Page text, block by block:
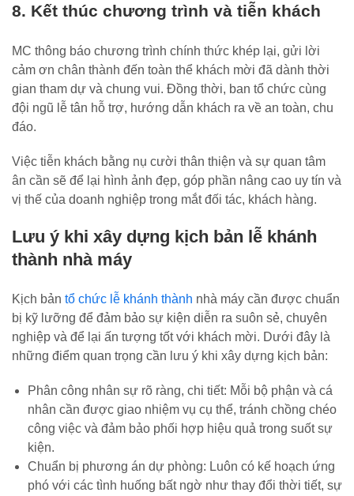
8. Kết thúc chương trình và tiễn khách
MC thông báo chương trình chính thức khép lại, gửi lời
cảm ơn chân thành đến toàn thể khách mời đã dành thời
gian tham dự và chung vui. Đồng thời, ban tổ chức cùng
đội ngũ lễ tân hỗ trợ, hướng dẫn khách ra về an toàn, chu
đáo.
Việc tiễn khách bằng nụ cười thân thiện và sự quan tâm
ân cần sẽ để lại hình ảnh đẹp, góp phần nâng cao uy tín và
vị thế của doanh nghiệp trong mắt đối tác, khách hàng.
Lưu ý khi xây dựng kịch bản lễ khánh
thành nhà máy
Kịch bản tổ chức lễ khánh thành nhà máy cần được chuẩn
bị kỹ lưỡng để đảm bảo sự kiện diễn ra suôn sẻ, chuyên
nghiệp và để lại ấn tượng tốt với khách mời. Dưới đây là
những điểm quan trọng cần lưu ý khi xây dựng kịch bản:
Phân công nhân sự rõ ràng, chi tiết: Mỗi bộ phận và cá
nhân cần được giao nhiệm vụ cụ thể, tránh chồng chéo
công việc và đảm bảo phối hợp hiệu quả trong suốt sự
kiện.
Chuẩn bị phương án dự phòng: Luôn có kế hoạch ứng
phó với các tình huống bất ngờ như thay đổi thời tiết, sự